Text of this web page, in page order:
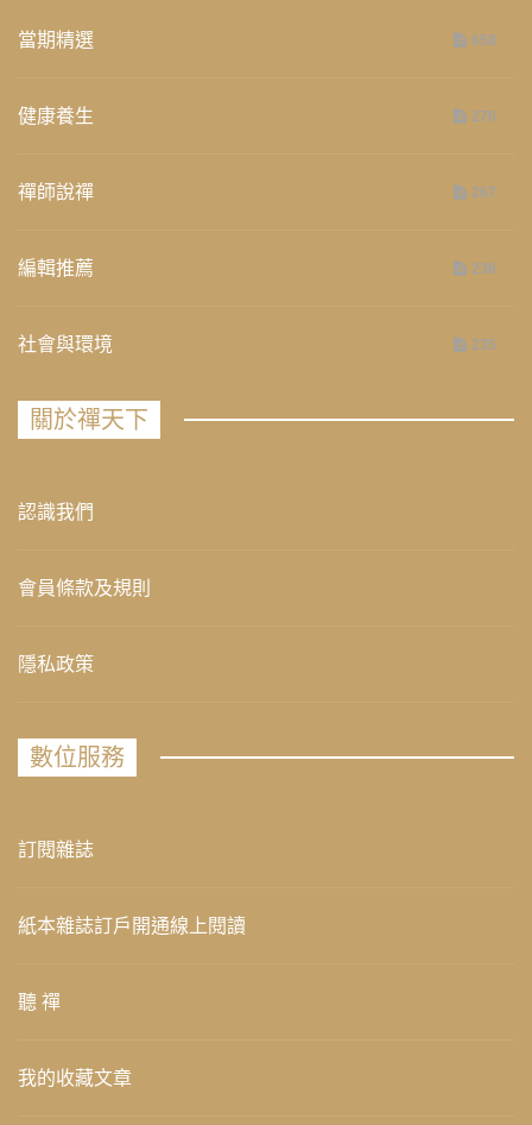
當期精選 658
健康養生 276
禪師說禪 267
編輯推薦 236
社會與環境 235
關於禪天下
認識我們
會員條款及規則
隱私政策
數位服務
訂閱雜誌
紙本雜誌訂戶開通線上閱讀
聽 禪
我的收藏文章